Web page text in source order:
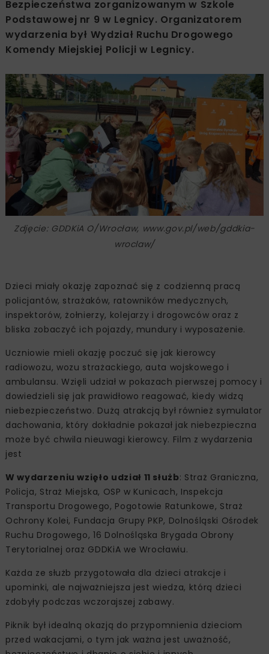
Bezpieczeństwa zorganizowanym w Szkole
Podstawowej nr 9 w Legnicy. Organizatorem
wydarzenia był Wydział Ruchu Drogowego
Komendy Miejskiej Policji w Legnicy.
Zdjęcie: GDDKiA O/Wrocław, www.gov.pl/web/gddkia-
wroclaw/
Dzieci miały okazję zapoznać się z codzienną pracą
policjantów, strażaków, ratowników medycznych,
inspektorów, żołnierzy, kolejarzy i drogowców oraz z
bliska zobaczyć ich pojazdy, mundury i wyposażenie.
Uczniowie mieli okazję poczuć się jak kierowcy
radiowozu, wozu strażackiego, auta wojskowego i
ambulansu. Wzięli udział w pokazach pierwszej pomocy i
dowiedzieli się jak prawidłowo reagować, kiedy widzą
niebezpieczeństwo. Dużą atrakcją był również symulator
dachowania, który dokładnie pokazał jak niebezpieczna
może być chwila nieuwagi kierowcy. Film z wydarzenia
jest
W wydarzeniu wzięło udział 11 służb: Straż Graniczna,
Policja, Straż Miejska, OSP w Kunicach, Inspekcja
Transportu Drogowego, Pogotowie Ratunkowe, Straż
Ochrony Kolei, Fundacja Grupy PKP, Dolnośląski Ośrodek
Ruchu Drogowego, 16 Dolnośląska Brygada Obrony
Terytorialnej oraz GDDKiA we Wrocławiu.
Każda ze służb przygotowała dla dzieci atrakcje i
upominki, ale najważniejsza jest wiedza, którą dzieci
zdobyły podczas wczorajszej zabawy.
Piknik był idealną okazją do przypomnienia dzieciom
przed wakacjami, o tym jak ważna jest uważność,